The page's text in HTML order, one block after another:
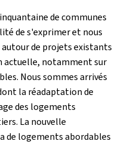
de communes
de s'exprimer et nous
de projets existants
actuelle, notamment sur
Nous sommes arrivés
la réadaptation de
des logements
La nouvelle
de logements abordables